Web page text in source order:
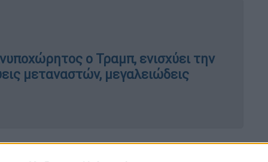
ο Τραμπ, ενισχύει την
μεταναστών, μεγαλειώδεις
πόλη στάλθηκαν στρατιώτες της ης